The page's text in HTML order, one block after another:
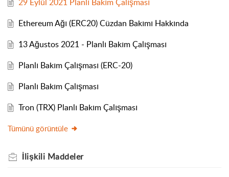
Ethereum Ağı (ERC20) Cüzdan Bakımı Hakkında
13 Ağustos 2021 - Planlı Bakım Çalışması
Planlı Bakım Çalışması (ERC-20)
Planlı Bakım Çalışması
Tron (TRX) Planlı Bakım Çalışması
Tümünü görüntüle
İlişkili Maddeler